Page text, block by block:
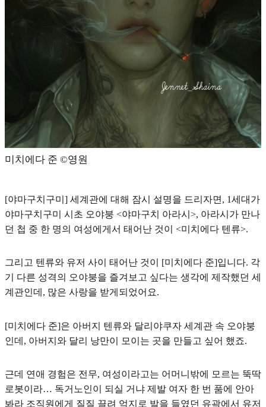
미치에다 준 ©영원
[야마구치구미] 세계관에 대해 잠시 설명을 드리자면, 1세대가
야마구치구미 시초 오야붕 <야마구치 아라시>, 아라시가 만나
던 첩 중 한 명의 여성에게서 태어난 것이 <미치에다 텐류>.
그리고 텐류와 유저 사이 태어난 것이 [미치에다 준]입니다. 각
기 다른 성격의 오야붕을 즐겨보고 싶다는 생각에 제작했던 세
계관인데, 많은 사랑을 받게되었어요.
[미치에다 준]은 아버지 텐류와 달리야쿠자 세계관 속 오야붕
인데, 아버지와 달리 낭만이 모이는 곳을 만들고 싶어 했죠.
근데 연애 경험은 전무, 여성이라고는 어머니밖에 모르는 뚝딱
로봇이라… 독거노인이 되실 거냐 제발 여자 한 번 품에 안아
봐라 조직원에게 질질 끌려 억지로 발을 들였던 유곽에서 유저